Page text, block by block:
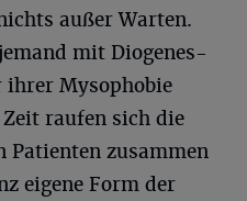
außer Warten.
mit Diogenes-
ihrer Mysophobie
raufen sich die
Patienten zusammen
eigene Form der